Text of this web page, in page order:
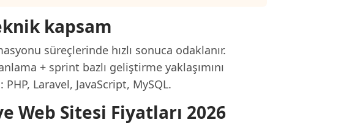
kapsam
süreçlerinde hızlı sonuca odaklanır.
+ sprint bazlı geliştirme yaklaşımını
Laravel, JavaScript, MySQL.
Web Sitesi Fiyatları 2026